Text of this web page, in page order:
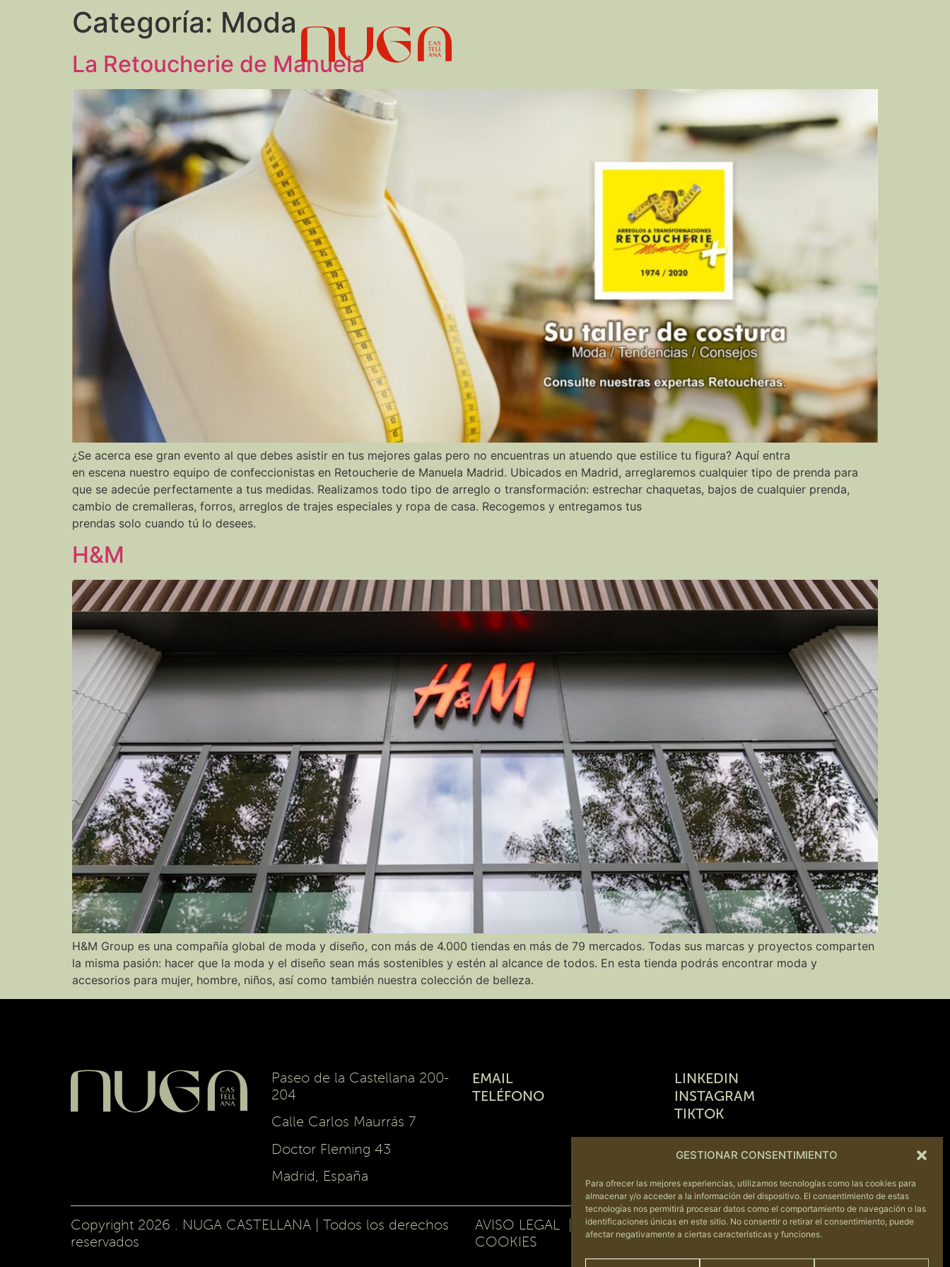
GESTIONAR CONSENTIMIENTO
Para ofrecer las mejores experiencias, utilizamos tecnologías como las cookies para
almacenar y/o acceder a la información del dispositivo. El consentimiento de estas
tecnologías nos permitirá procesar datos como el comportamiento de navegación o las
identificaciones únicas en este sitio. No consentir o retirar el consentimiento, puede
afectar negativamente a ciertas características y funciones.
Categoría: Moda
La Retoucherie de Manuela
¿Se acerca ese gran evento al que debes asistir en tus mejores galas pero no encuentras un atuendo que estilice tu figura? Aquí entra
en escena nuestro equipo de confeccionistas en Retoucherie de Manuela Madrid. Ubicados en Madrid, arreglaremos cualquier tipo de prenda para
que se adecúe perfectamente a tus medidas. Realizamos todo tipo de arreglo o transformación: estrechar chaquetas, bajos de cualquier prenda,
cambio de cremalleras, forros, arreglos de trajes especiales y ropa de casa. Recogemos y entregamos tus
prendas solo cuando tú lo desees.
H&M
H&M Group es una compañía global de moda y diseño, con más de 4.000 tiendas en más de 79 mercados. Todas sus marcas y proyectos comparten
la misma pasión: hacer que la moda y el diseño sean más sostenibles y estén al alcance de todos. En esta tienda podrás encontrar moda y
accesorios para mujer, hombre, niños, así como también nuestra colección de belleza.
Paseo de la Castellana 200-
204
Calle Carlos Maurrás 7
Doctor Fleming 43
Madrid, España
EMAIL
TELÉFONO
LINKEDIN
INSTAGRAM
TIKTOK
Copyright 2026 . NUGA CASTELLANA | Todos los derechos
reservados
AVISO LEGAL POLITICA DE PRIVACIDAD|POLÍTICA DE
COOKIES